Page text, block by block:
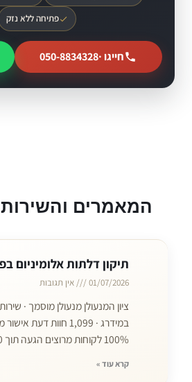
פתיחה ללא נזק
חייגו ·050-8834328
המאמרים
תיקון דלתות אלומיניום
01/07/2026 אין תגובות
במידרג · 1,099 חוות
100% לקוחות מרוצים הגעה תוך 20 עד 40
קרא עוד »